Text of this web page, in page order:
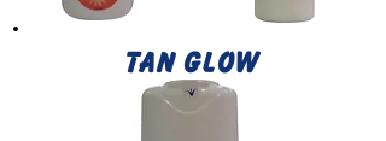
TAN GLOW